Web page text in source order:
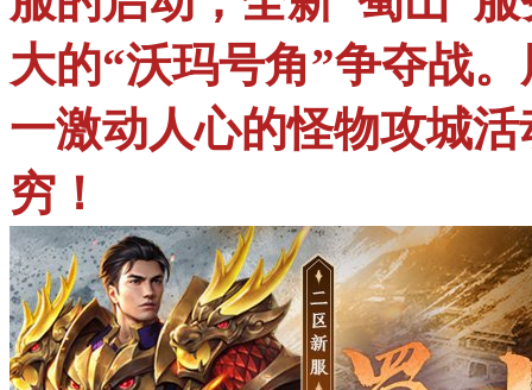
大的“沃玛号角”争夺战
一激动人心的怪物攻城
穷！